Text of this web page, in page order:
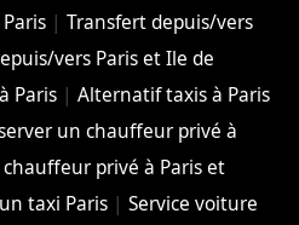
| Transfert depuis/vers
vers Paris et Ile de
Paris |Alternatif taxis à Paris
un chauffeur privé à
privé à Paris et
taxi Paris |Service voiture